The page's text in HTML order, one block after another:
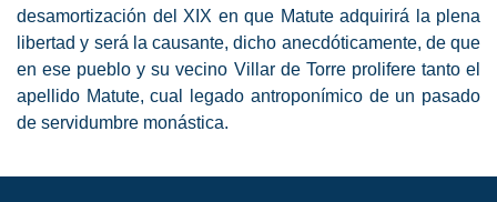
desamortización del XIX en que Matute adquirirá la plena
libertad y será la causante, dicho anecdóticamente, de que
en ese pueblo y su vecino Villar de Torre prolifere tanto el
apellido Matute, cual legado antroponímico de un pasado
de servidumbre monástica.